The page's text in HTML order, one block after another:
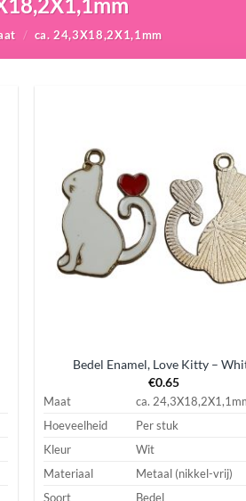
/ ca. 24,3X18,2X1,1mm
Bedel Enamel, Love Kitty –
€0.65
Maat
ca.
Hoeveelheid
Per stuk
Kleur
Wit
Materiaal
Metaal (nikkel-vrij)
Soort
Bedel